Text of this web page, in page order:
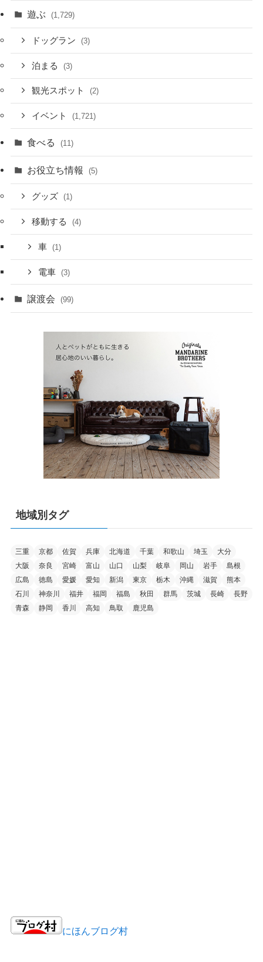
遊ぶ (1,729)
ドッグラン (3)
泊まる (3)
観光スポット (2)
イベント (1,721)
食べる (11)
お役立ち情報 (5)
グッズ (1)
移動する (4)
車 (1)
電車 (3)
譲渡会 (99)
地域別タグ
三重 京都 佐賀 兵庫 北海道 千葉 和歌山 埼玉
大分
大阪
奈良 宮崎 富山 山口 山梨 岐阜 岡山 岩手
島根
広島
徳島 愛媛 愛知 新潟 東京 栃木 沖縄 滋賀
熊本
石川
神奈川 福井 福岡 福島 秋田 群馬 茨城 長崎
長野
青森
静岡 香川 高知 鳥取 鹿児島
にほんブログ村